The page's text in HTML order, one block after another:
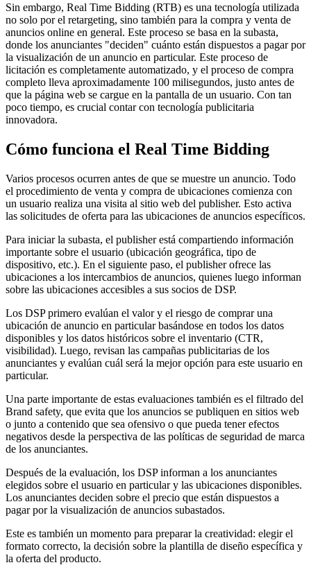
Sin embargo, Real Time Bidding (RTB) es una tecnología utilizada
no solo por el retargeting, sino también para la compra y venta de
anuncios online en general. Este proceso se basa en la subasta,
donde los anunciantes "deciden" cuánto están dispuestos a pagar por
la visualización de un anuncio en particular. Este proceso de
licitación es completamente automatizado, y el proceso de compra
completo lleva aproximadamente 100 milisegundos, justo antes de
que la página web se cargue en la pantalla de un usuario. Con tan
poco tiempo, es crucial contar con tecnología publicitaria
innovadora.
Cómo funciona el Real Time Bidding
Varios procesos ocurren antes de que se muestre un anuncio. Todo
el procedimiento de venta y compra de ubicaciones comienza con
un usuario realiza una visita al sitio web del publisher. Esto activa
las solicitudes de oferta para las ubicaciones de anuncios específicos.
Para iniciar la subasta, el publisher está compartiendo información
importante sobre el usuario (ubicación geográfica, tipo de
dispositivo, etc.). En el siguiente paso, el publisher ofrece las
ubicaciones a los intercambios de anuncios, quienes luego informan
sobre las ubicaciones accesibles a sus socios de DSP.
Los DSP primero evalúan el valor y el riesgo de comprar una
ubicación de anuncio en particular basándose en todos los datos
disponibles y los datos históricos sobre el inventario (CTR,
visibilidad). Luego, revisan las campañas publicitarias de los
anunciantes y evalúan cuál será la mejor opción para este usuario en
particular.
Una parte importante de estas evaluaciones también es el filtrado del
Brand safety, que evita que los anuncios se publiquen en sitios web
o junto a contenido que sea ofensivo o que pueda tener efectos
negativos desde la perspectiva de las políticas de seguridad de marca
de los anunciantes.
Después de la evaluación, los DSP informan a los anunciantes
elegidos sobre el usuario en particular y las ubicaciones disponibles.
Los anunciantes deciden sobre el precio que están dispuestos a
pagar por la visualización de anuncios subastados.
Este es también un momento para preparar la creatividad: elegir el
formato correcto, la decisión sobre la plantilla de diseño específica y
la oferta del producto.